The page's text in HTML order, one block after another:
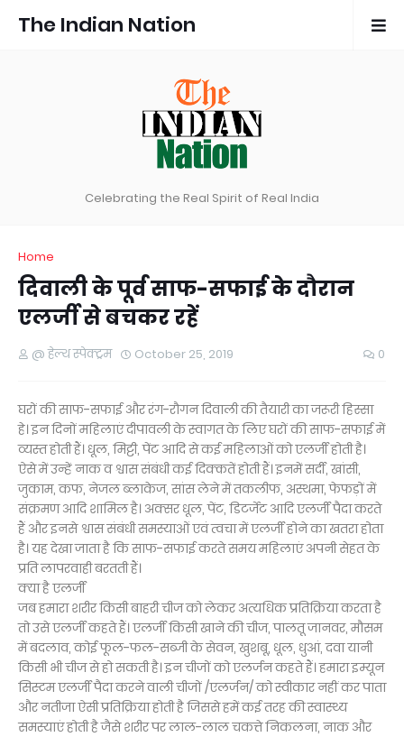
The Indian Nation
Celebrating the Real Spirit of Real India
Home
दिवाली के पूर्व साफ-सफाई के दौरान
एलर्जी से बचकर रहें
@ हेल्थ स्पेक्ट्रम October 25, 2019 0
घरों की साफ-सफाई और रंग-रौगन दिवाली की तैयारी का जरूरी हिस्सा
हे। इन दिनों महिलाएं दीपावली के स्वागत के लिए घरों की साफ-सफाई में
व्यस्त होती हैं। धूल, मिट्टी, पेंट आदि से कई महिलाओं को एलर्जी होती है।
ऐसे में उन्हें नाक व श्वास संबंधी कई दिक्कतें होती हैं। इनमें सर्दी, खांसी,
जुकाम, कफ, नेजल ब्लाकेज, सांस लेने में तकलीफ, अस्थमा, फेफड़ों में
संक्रमण आदि शामिल है। अक्सर धूल, पेंट, डिटर्जेट आदि एलर्जी पैदा करते
हैं और इनसे श्वास संबंधी समस्याओं एवं त्वचा में एलर्जी होने का खतरा होता
है। यह देखा जाता है कि साफ-सफाई करते समय महिलाएं अपनी सेहत के
प्रति लापरवाही बरतती हैं।
क्या है एलर्जी
जब हमारा शरीर किसी बाहरी चीज को लेकर अत्यधिक प्रतिक्रिया करता है
तो उसे एलर्जी कहते हैं। एलर्जी किसी खाने की चीज, पालतू जानवर, मौसम
में बदलाव, कोई फूल-फल-सब्जी के सेवन, खुशबू, धूल, धुआं, दवा यानी
किसी भी चीज से हो सकती है। इन चीजों को एलर्जन कहते हैं। हमारा इम्यून
सिस्टम एलर्जी पैदा करने वाली चीजों /एलर्जन/ को स्वीकार नहीं कर पाता
और नतीजा ऐसी प्रतिक्रिया होती है जिससे हमें कई तरह की स्वास्थ्य
समस्याएं होती है जैसे शरीर पर लाल-लाल चकत्ते निकलना, नाक और